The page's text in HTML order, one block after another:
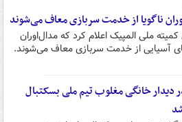
ناگویا از خدمت سربازی معاف می‌شوند
کمیته ملی المپیک اعلام کرد که مدال‌اوران
آسیایی از خدمت سربازی معاف می‌شوند.
دیدار خانگی مغلوب تیم ملی بسکتبال